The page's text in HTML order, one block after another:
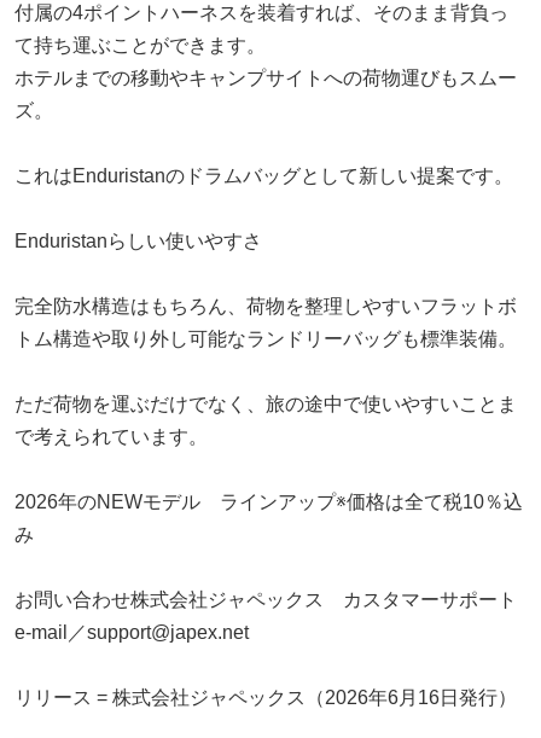
付属の4ポイントハーネスを装着すれば、そのまま背負っ
て持ち運ぶことができます。
ホテルまでの移動やキャンプサイトへの荷物運びもスムー
ズ。
これはEnduristanのドラムバッグとして新しい提案です。
Enduristanらしい使いやすさ
完全防水構造はもちろん、荷物を整理しやすいフラットボ
トム構造や取り外し可能なランドリーバッグも標準装備。
ただ荷物を運ぶだけでなく、旅の途中で使いやすいことま
で考えられています。
2026年のNEWモデル ラインアップ※価格は全て税10％込
み
お問い合わせ株式会社ジャペックス カスタマーサポート
e-mail／support@japex.net
リリース = 株式会社ジャペックス（2026年6月16日発行）